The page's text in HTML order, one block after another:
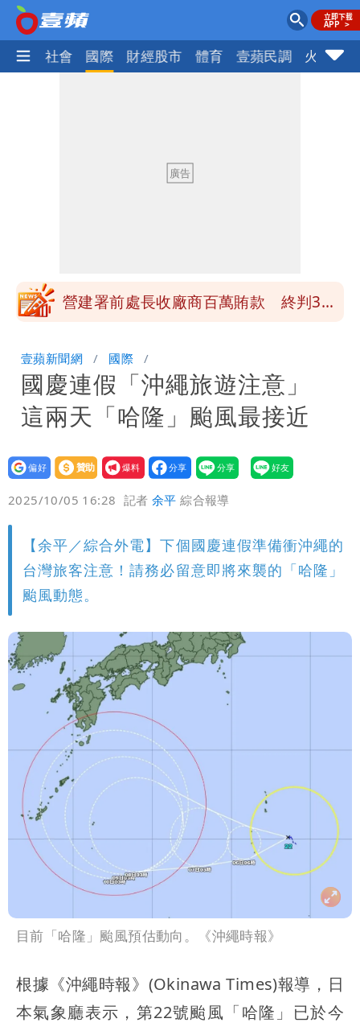
政治 社會 國際 財經股市 體育 壹蘋民調 火線話
慈濟買BNT遭詐10億元 蔡英文：政府
團有機會詐騙慈濟的就是民進黨
營建署前處長收廠商百萬賄款 終判3年
券
慈濟買BNT遭詐10億元 蔡英文：政府
很多謹慎判斷當時未被理解
壹蘋新聞網 國際
國慶連假「沖繩旅遊注意」
這兩天「哈隆」颱風最接近
設為
贊助
我要
爆料
2025/10/05 16:28 記者余平 綜合報導
【余平／綜合外電】下個國慶連假準備衝沖繩的
台灣旅客注意！請務必留意即將來襲的「哈隆」
颱風動態。
目前「哈隆」颱風預估動向。《沖繩時報》
根據《沖繩時報》(Okinawa Times)報導，日
本氣象廳表示，第22號颱風「哈隆」已於今